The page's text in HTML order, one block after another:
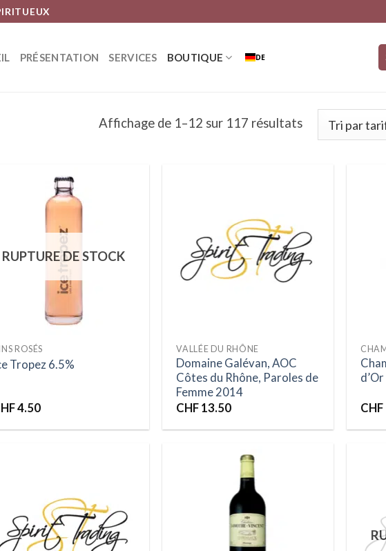
PRÉSENTATION SERVICES BOUTIQUE DE
Affichage de 1–12 sur 117 résultats
d’envies
RUPTURE DE STOCK
ROSÉS
Tropez 6.5%
4.50
Ajouter
à la liste
d’envies
VALLÉE DU RHÔNE
Domaine Galévan, AOC
Côtes du Rhône, Paroles de
Femme 2014
CHF 13.50 CHF
Ajouter
à la liste
d’envies